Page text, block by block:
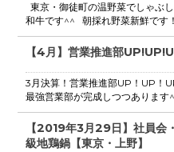
東京・御徒町の温野菜でしゃぶ
和牛です^^ 朝採れ野菜新鮮です
【4月】営業推進部
3月決算！営業推進部UP！UP！
最強営業部が完成しつつありま
【2019年3月29日】社員
級地鶏鍋【東京・上野】